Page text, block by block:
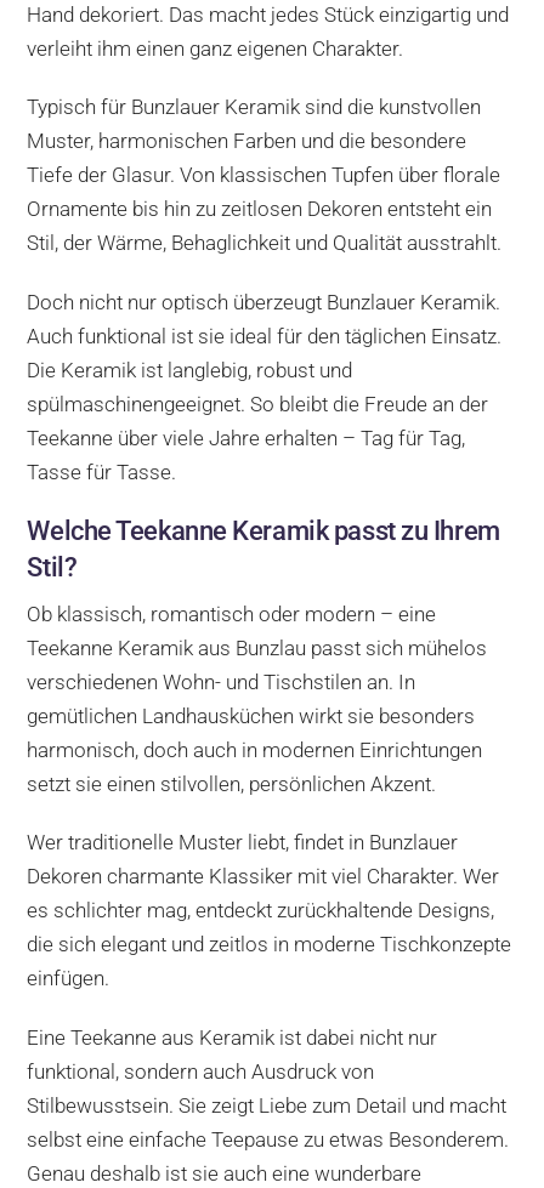
Hand dekoriert. Das macht jedes Stück einzigartig und
verleiht ihm einen ganz eigenen Charakter.
Typisch für Bunzlauer Keramik sind die kunstvollen
Muster, harmonischen Farben und die besondere
Tiefe der Glasur. Von klassischen Tupfen über florale
Ornamente bis hin zu zeitlosen Dekoren entsteht ein
Stil, der Wärme, Behaglichkeit und Qualität ausstrahlt.
Doch nicht nur optisch überzeugt Bunzlauer Keramik.
Auch funktional ist sie ideal für den täglichen Einsatz.
Die Keramik ist langlebig, robust und
spülmaschinengeeignet. So bleibt die Freude an der
Teekanne über viele Jahre erhalten – Tag für Tag,
Tasse für Tasse.
Welche Teekanne Keramik passt zu Ihrem
Stil?
Ob klassisch, romantisch oder modern – eine
Teekanne Keramik aus Bunzlau passt sich mühelos
verschiedenen Wohn- und Tischstilen an. In
gemütlichen Landhausküchen wirkt sie besonders
harmonisch, doch auch in modernen Einrichtungen
setzt sie einen stilvollen, persönlichen Akzent.
Wer traditionelle Muster liebt, findet in Bunzlauer
Dekoren charmante Klassiker mit viel Charakter. Wer
es schlichter mag, entdeckt zurückhaltende Designs,
die sich elegant und zeitlos in moderne Tischkonzepte
einfügen.
Eine Teekanne aus Keramik ist dabei nicht nur
funktional, sondern auch Ausdruck von
Stilbewusstsein. Sie zeigt Liebe zum Detail und macht
selbst eine einfache Teepause zu etwas Besonderem.
Genau deshalb ist sie auch eine wunderbare